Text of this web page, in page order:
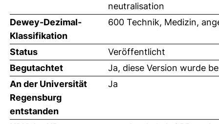
neutralisation
Dewey-Dezimal-
Klassifikation
600 Technik, Medizin,
Status
Veröffentlicht
Begutachtet
Ja, diese Version wurde
An der Universität
Regensburg
entstanden
Ja